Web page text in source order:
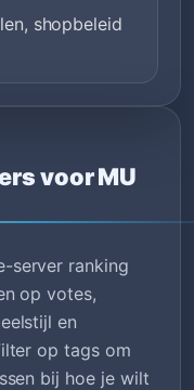
shopbeleid
voor MU
server ranking
op votes,
en
op tags om
bij hoe je wilt